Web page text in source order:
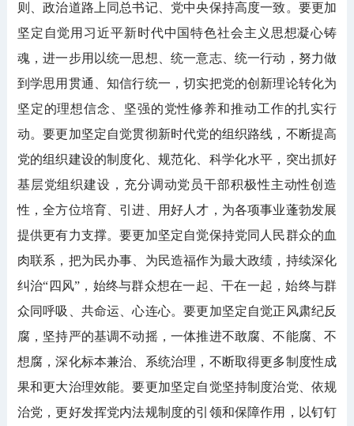
则、政治道路上同总书记、党中央保持高度一致。要更加
坚定自觉用习近平新时代中国特色社会主义思想凝心铸
魂，进一步用以统一思想、统一意志、统一行动，努力做
到学思用贯通、知信行统一，切实把党的创新理论转化为
坚定的理想信念、坚强的党性修养和推动工作的扎实行
动。要更加坚定自觉贯彻新时代党的组织路线，不断提高
党的组织建设的制度化、规范化、科学化水平，突出抓好
基层党组织建设，充分调动党员干部积极性主动性创造
性，全方位培育、引进、用好人才，为各项事业蓬勃发展
提供更有力支撑。要更加坚定自觉保持党同人民群众的血
肉联系，把为民办事、为民造福作为最大政绩，持续深化
纠治“四风”，始终与群众想在一起、干在一起，始终与群
众同呼吸、共命运、心连心。要更加坚定自觉正风肃纪反
腐，坚持严的基调不动摇，一体推进不敢腐、不能腐、不
想腐，深化标本兼治、系统治理，不断取得更多制度性成
果和更大治理效能。要更加坚定自觉坚持制度治党、依规
治党，更好发挥党内法规制度的引领和保障作用，以钉钉